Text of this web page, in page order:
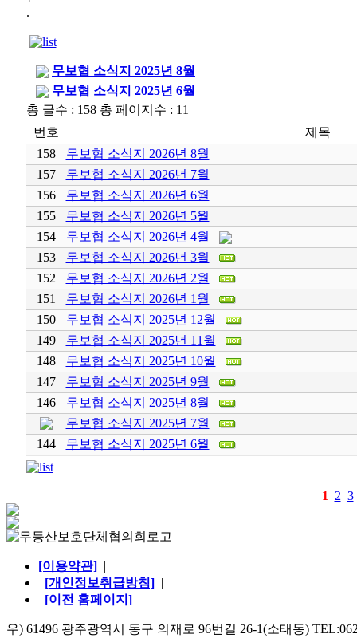
.
무보협 소식지 2025년 8월
무보협 소식지 2025년 6월
총 글수 : 158 총 페이지수 : 11
번호
제목
158
무보협 소식지 2026년 8월
157
무보협 소식지 2026년 7월
156
무보협 소식지 2026년 6월
155
무보협 소식지 2026년 5월
154
무보협 소식지 2026년 4월
153
무보협 소식지 2026년 3월
152
무보협 소식지 2026년 2월
151
무보협 소식지 2026년 1월
150
무보협 소식지 2025년 12월
149
무보협 소식지 2025년 11월
148
무보협 소식지 2025년 10월
147
무보협 소식지 2025년 9월
146
무보협 소식지 2025년 8월
무보협 소식지 2025년 7월
144
무보협 소식지 2025년 6월
1 2 3
[이용약관] |
[개인정보취급방침] |
[이전 홈페이지]
우) 61496 광주광역시 동구 의재로 96번길 26-1(소태동)